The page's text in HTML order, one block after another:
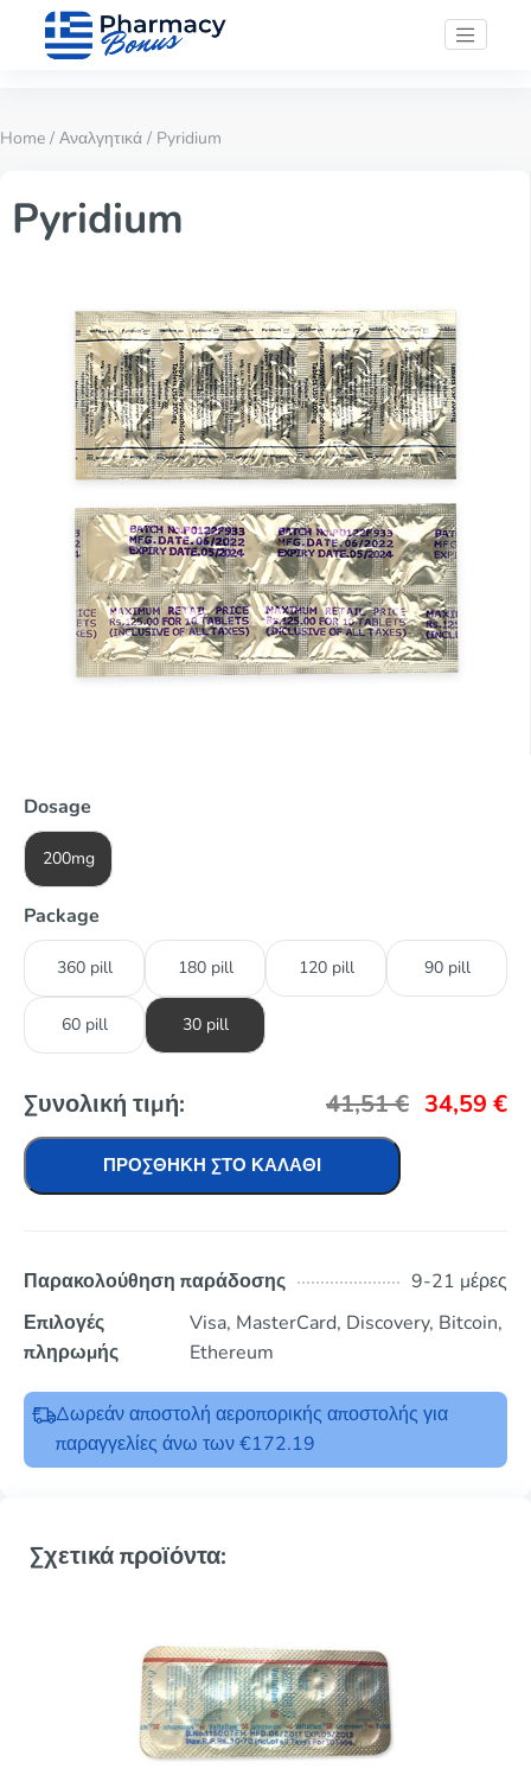
Home / Αναλγητικά / Pyridium
Pyridium
Dosage
200mg
Package
360 pill 180 pill 120 pill 90 pill
60 pill 30 pill
Συνολική τιμή: 41,51€ 34,59 €
ΠΡΟΣΘΉΚΗ ΣΤΟ ΚΑΛΆΘΙ
Παρακολούθηση παράδοσης
9-21 μέρες
Επιλογές
πληρωμής
Visa, MasterCard, Discovery, Bitcoin,
Ethereum
Δωρεάν αποστολή αεροπορικής αποστολής για
παραγγελίες άνω των €172.19
Σχετικά προϊόντα: